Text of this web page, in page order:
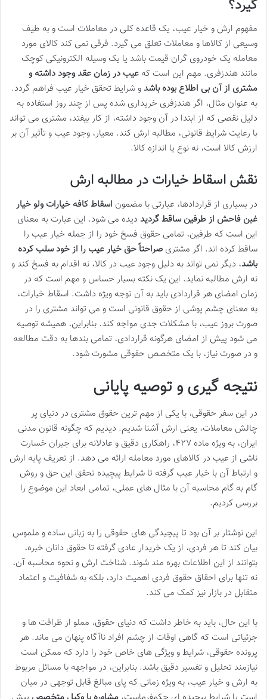
گیرد؟
مفهوم ارش و خیار عیب، یک قاعده کلی در معاملات است و به طیف
وسیعی از کالاها و معاملات تعلق می گیرد. فرقی نمی کند کالای مورد
معامله یک خودروی گران قیمت باشد یا یک وسیله الکترونیکی کوچک
مانند هندزفری. مهم این است که عیب در زمان عقد وجود داشته و
مشتری از آن بی اطلاع بوده باشد و شرایط تحقق خیار عیب فراهم گردد.
به عنوان مثال، اگر هندزفری خریداری شده پس از چند روز استفاده به
دلیل نقصی که از ابتدا در آن وجود داشته، از کار بیفتد، مشتری می تواند
با رعایت شرایط قانونی، مطالبه ارش کند. معیار، وجود عیب و تأثیر آن بر
ارزش کالا است، نه نوع یا اندازه کالا.
نقش اسقاط خیارات در مطالبه ارش
در بسیاری از قراردادها، عبارتی با مضمون اسقاط کافه خیارات ولو خیار
غبن فاحش از طرفین ساقط گردید دیده می شود. این عبارت به معنای
این است که طرفین، تمامی حقوق فسخ خود را از جمله خیار عیب را
ساقط کرده اند. اگر مشتری صراحتاً حق خیار عیب را از خود سلب کرده
باشد، دیگر نمی تواند به دلیل وجود عیب در کالا، نه اقدام به فسخ کند و
نه ارش مطالبه نماید. این یک نکته بسیار حساس و مهم است که در
زمان امضای هر قراردادی باید به آن توجه ویژه داشت. اسقاط خیارات،
به معنای چشم پوشی از حقوق قانونی است و می تواند مشتری را در
صورت بروز عیب، با مشکلات جدی مواجه کند. بنابراین، همیشه توصیه
می شود پیش از امضای هرگونه قراردادی، تمامی بندها به دقت مطالعه
و در صورت نیاز، با یک متخصص حقوقی مشورت شود.
نتیجه گیری و توصیه پایانی
در این سفر حقوقی، با یکی از مهم ترین حقوق مشتری در دنیای پر
چالش معاملات، یعنی ارش آشنا شدیم. دیدیم که چگونه قانون مدنی
ایران، به ویژه ماده ۴۲۷، راهکاری دقیق و عادلانه برای جبران خسارت
ناشی از عیب در کالاهای مورد معامله ارائه می دهد. از تعریف پایه ارش
و ارتباط آن با خیار عیب گرفته تا شرایط پیچیده تحقق این حق و روش
گام به گام محاسبه آن با مثال های عملی، تمامی ابعاد این موضوع را
بررسی کردیم.
این نوشتار بر آن بود تا پیچیدگی های حقوقی را به زبانی ساده و ملموس
بیان کند تا هر فردی، از یک خریدار عادی گرفته تا حقوق دانان خبره،
بتوانند از این اطلاعات بهره مند شوند. شناخت ارش و نحوه محاسبه آن،
نه تنها برای احقاق حقوق فردی اهمیت دارد، بلکه به شفافیت و اعتماد
متقابل در بازار نیز کمک می کند.
با این حال، باید به خاطر داشت که دنیای حقوق، مملو از ظرافت ها و
جزئیاتی است که گاهی اوقات از چشم افراد ناآگاه پنهان می ماند. هر
پرونده حقوقی، شرایط و ویژگی های خاص خود را دارد که ممکن است
نیازمند تحلیل و تفسیر دقیق باشد. بنابراین، در مواجهه با مسائل مربوط
به ارش و خیار عیب، به ویژه زمانی که پای مبالغ قابل توجهی در میان